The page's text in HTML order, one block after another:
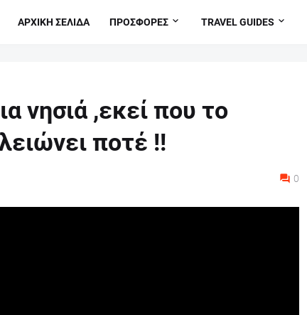
ΑΡΧΙΚΗ ΣΕΛΙΔΑ ΠΡΟΣΦΟΡΕΣ TRAVEL GUIDES
νησιά ,εκεί που το
ποτέ !!
0